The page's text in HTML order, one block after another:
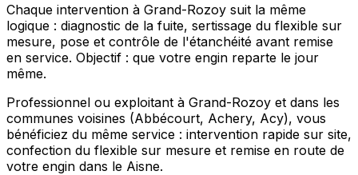
Chaque intervention à Grand-Rozoy suit la même
logique : diagnostic de la fuite, sertissage du flexible sur
mesure, pose et contrôle de l'étanchéité avant remise
en service. Objectif : que votre engin reparte le jour
même.
Professionnel ou exploitant à Grand-Rozoy et dans les
communes voisines (Abbécourt, Achery, Acy), vous
bénéficiez du même service : intervention rapide sur site,
confection du flexible sur mesure et remise en route de
votre engin dans le Aisne.